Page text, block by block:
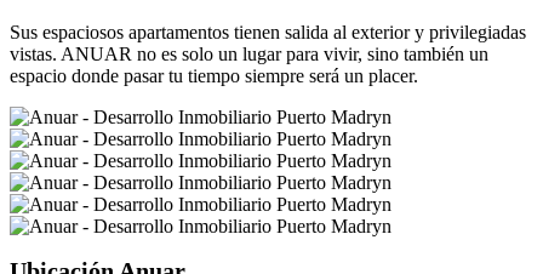
Sus espaciosos apartamentos tienen salida al exterior y privilegiadas
vistas. ANUAR no es solo un lugar para vivir, sino también un
espacio donde pasar tu tiempo siempre será un placer.